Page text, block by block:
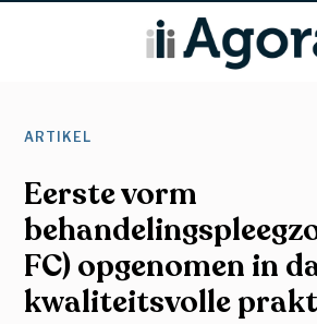
ARTIKEL
Eerste vorm
FC) opgenomen in
kwaliteitsvolle